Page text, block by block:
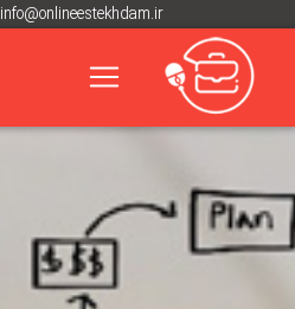
info@onlineestekhdam.ir
خانه
شغلی